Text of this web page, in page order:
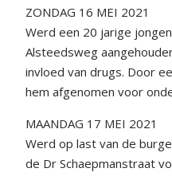
ZONDAG 16 MEI 2021
Werd een 20 jarige
Alsteedsweg
invloed van drugs. Door
hem afgenomen voor
MAANDAG 17 MEI 2021
Werd op last van de
de Dr Schaepmanstraat